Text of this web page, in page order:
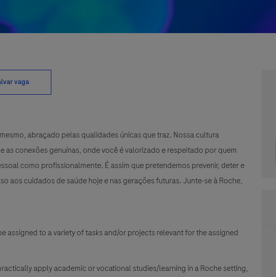
vaga
abraçado pelas qualidades únicas que traz. Nossa cultura
conexões genuínas, onde você é valorizado e respeitado por quem
como profissionalmente. É assim que pretendemos prevenir, deter e
aos cuidados de saúde hoje e nas gerações futuras. Junte-se à Roche,
assigned to a variety of tasks and/or projects relevant for the assigned
apply academic or vocational studies/learning in a Roche setting,